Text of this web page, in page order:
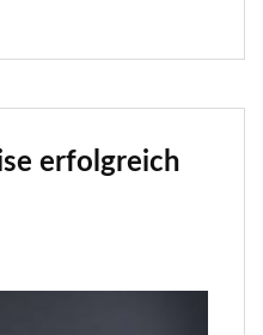
erfolgreich